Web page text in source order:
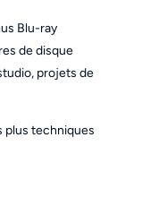
Blu-ray
de disque
projets de
plus techniques